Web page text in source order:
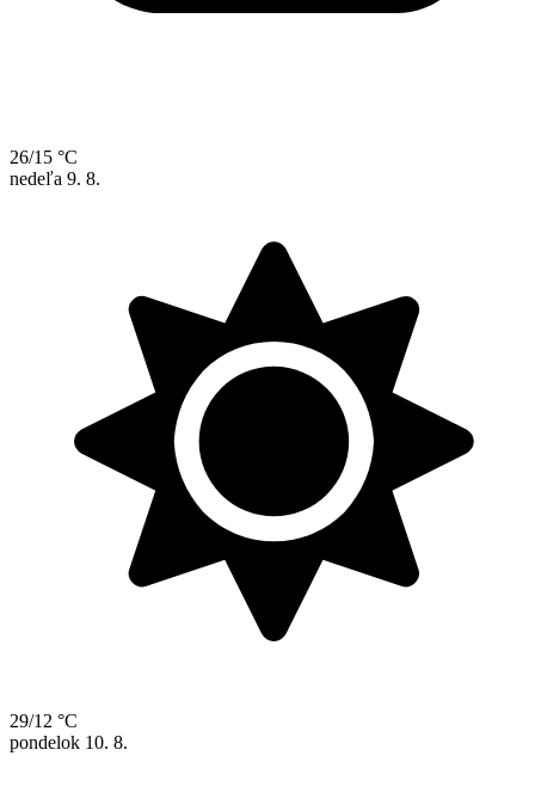
26/15 °C
nedeľa 9. 8.
29/12 °C
pondelok 10. 8.